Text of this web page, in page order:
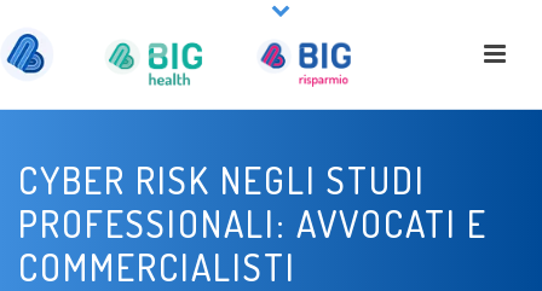
CYBER RISK NEGLI STUDI
PROFESSIONALI: AVVOCATI E
COMMERCIALISTI